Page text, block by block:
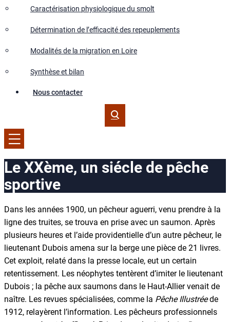
Caractérisation physiologique du smolt
Détermination de l’efficacité des repeuplements
Modalités de la migration en Loire
Synthèse et bilan
Nous contacter
Le XXème, un siécle de pêche
sportive
Dans les années 1900, un pêcheur aguerri, venu prendre à la
ligne des truites, se trouva en prise avec un saumon. Après
plusieurs heures et l’aide providentielle d’un autre pêcheur, le
lieutenant Dubois amena sur la berge une pièce de 21 livres.
Cet exploit, relaté dans la presse locale, eut un certain
retentissement. Les néophytes tentèrent d’imiter le lieutenant
Dubois ; la pêche aux saumons dans le Haut-Allier venait de
naître. Les revues spécialisées, comme la Pêche Illustréede
1912, relayèrent l’information. Les pêcheurs professionnels